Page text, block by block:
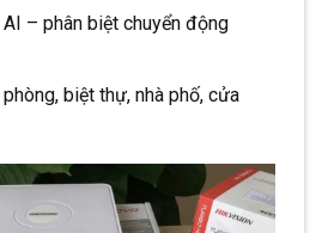
– phân biệt chuyển động
biệt thự, nhà phố, cửa